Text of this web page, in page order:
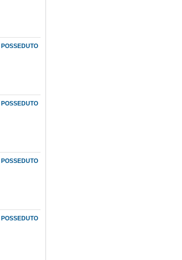
POSSEDUTO
POSSEDUTO
POSSEDUTO
POSSEDUTO